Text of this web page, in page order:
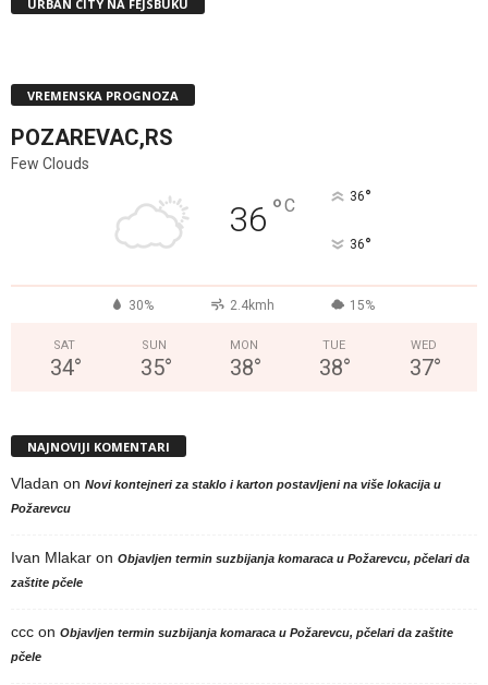
URBAN CITY NA FEJSBUKU
VREMENSKA PROGNOZA
POZAREVAC,RS
Few Clouds
36 °C 36°
36°
30% 2.4kmh 15%
SAT
34°
SUN
35°
MON
38°
TUE
38°
WED
37°
NAJNOVIJI KOMENTARI
Vladan on Novi kontejneri za staklo i karton postavljeni na više lokacija u
Požarevcu
Ivan Mlakar on Objavljen termin suzbijanja komaraca u Požarevcu, pčelari da
zaštite pčele
ccc on Objavljen termin suzbijanja komaraca u Požarevcu, pčelari da zaštite
pčele